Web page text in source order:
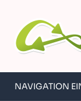
NAVIGATION